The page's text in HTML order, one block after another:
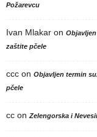
Požarevcu
Ivan Mlakar on
zaštite pčele
ccc on Objavljen termin
pčele
cc on Zelengorska i